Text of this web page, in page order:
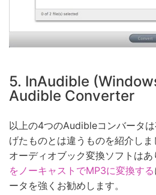
5. InAudible
Audible Converter
以上の4つのAudibleコンバータ
げたものとは違うものを紹介し
オーディオブック変換ソフトはあ
をノーキャストでMP3に変換する
ータを強くお勧めします。